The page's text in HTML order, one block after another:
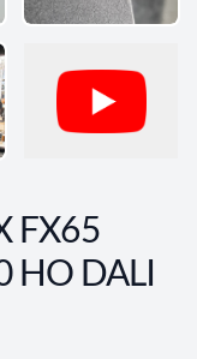
FX65
HO DALI